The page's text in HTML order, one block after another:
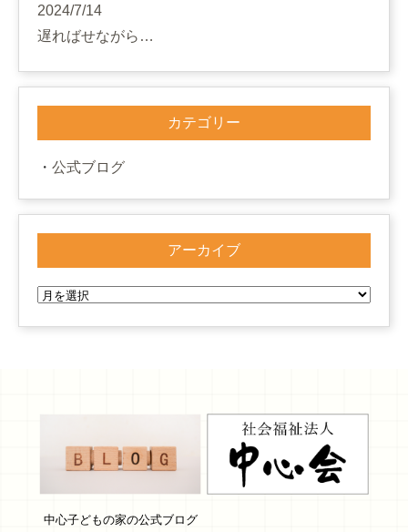
2024/7/14
遅ればせながら…
カテゴリー
公式ブログ
アーカイブ
中心子どもの家の公式ブログ